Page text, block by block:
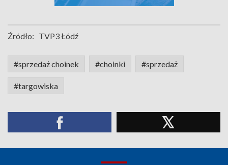
Źródło: TVP3 Łódź
#sprzedaż choinek #choinki #sprzedaż
#targowiska